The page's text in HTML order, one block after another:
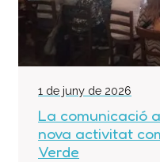
1 de juny de 2026
La comunicació
nova activitat
Verde